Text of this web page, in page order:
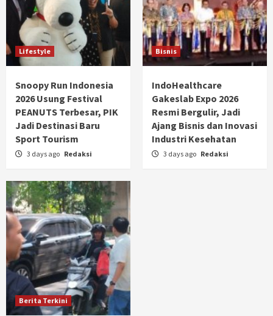
Lifestyle
Snoopy Run Indonesia
2026 Usung Festival
PEANUTS Terbesar, PIK
Jadi Destinasi Baru
Sport Tourism
3 days ago Redaksi
Bisnis
IndoHealthcare
Gakeslab Expo 2026
Resmi Bergulir, Jadi
Ajang Bisnis dan Inovasi
Industri Kesehatan
3 days ago Redaksi
Berita Terkini